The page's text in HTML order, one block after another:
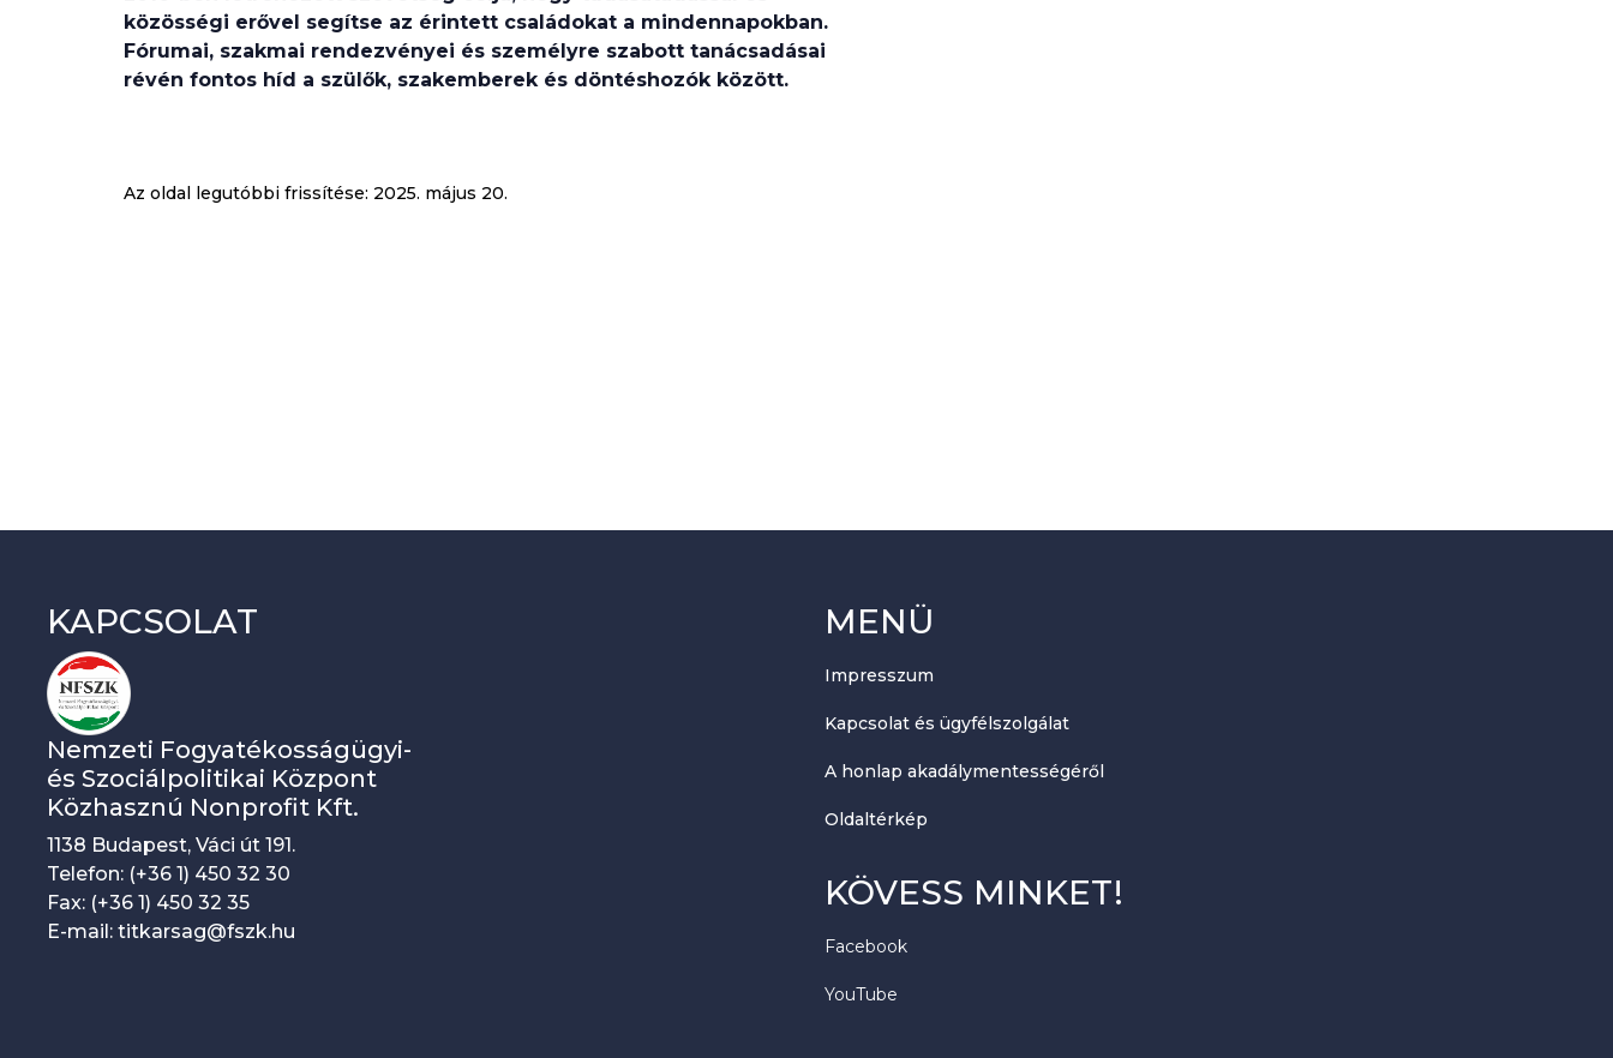
közösségi erővel segítse az érintett családokat a mindennapokban.
Fórumai, szakmai rendezvényei és személyre szabott tanácsadásai
révén fontos híd a szülők, szakemberek és döntéshozók között.
Az oldal legutóbbi frissítése: 2025. május 20.
KAPCSOLAT
Nemzeti Fogyatékosságügyi-
és Szociálpolitikai Központ
Közhasznú Nonprofit Kft.
1138 Budapest, Váci út 191.
Telefon: (+36 1) 450 32 30
Fax: (+36 1) 450 32 35
E-mail: titkarsag@fszk.hu
MENÜ
Impresszum
Kapcsolat és ügyfélszolgálat
A honlap akadálymentességéről
Oldaltérkép
KÖVESS MINKET!
Facebook
YouTube